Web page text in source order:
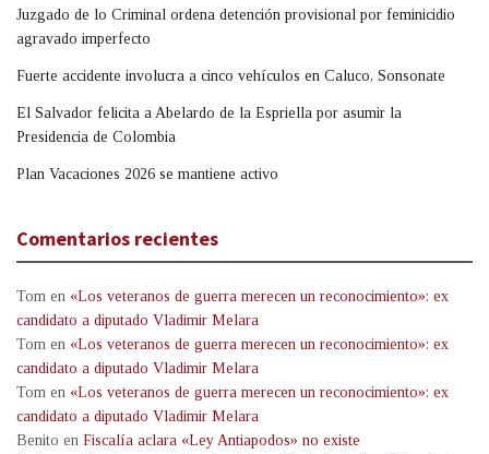
Juzgado de lo Criminal ordena detención provisional por feminicidio
agravado imperfecto
Fuerte accidente involucra a cinco vehículos en Caluco, Sonsonate
El Salvador felicita a Abelardo de la Espriella por asumir la
Presidencia de Colombia
Plan Vacaciones 2026 se mantiene activo
Comentarios recientes
Tom en «Los veteranos de guerra merecen un reconocimiento»: ex
candidato a diputado Vladimir Melara
Tom en «Los veteranos de guerra merecen un reconocimiento»: ex
candidato a diputado Vladimir Melara
Tom en «Los veteranos de guerra merecen un reconocimiento»: ex
candidato a diputado Vladimir Melara
Benito en Fiscalía aclara «Ley Antiapodos» no existe